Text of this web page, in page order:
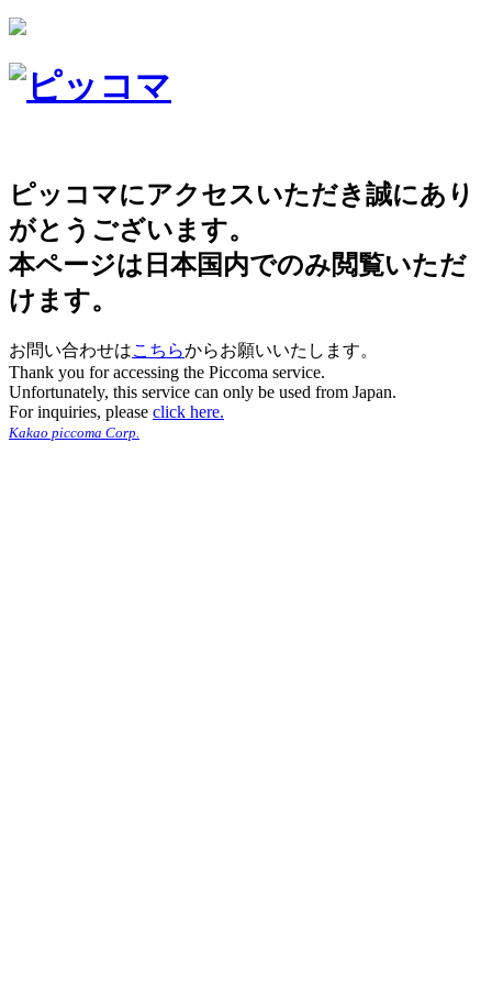
ピッコマにアクセスいただき誠にあり
がとうございます。
本ページは日本国内でのみ閲覧いただ
けます。
お問い合わせはこちらからお願いいたします。
Thank you for accessing the Piccoma service.
Unfortunately, this service can only be used from Japan.
For inquiries, please click here.
Kakao piccoma Corp.